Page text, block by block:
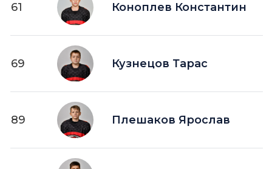
61 Коноплев Константин
69 Кузнецов Тарас
89 Плешаков Ярослав